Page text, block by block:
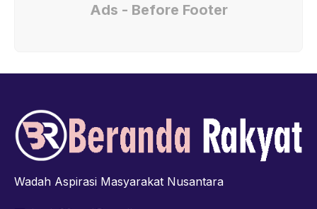
Ads - Before Footer
Wadah Aspirasi Masyarakat Nusantara